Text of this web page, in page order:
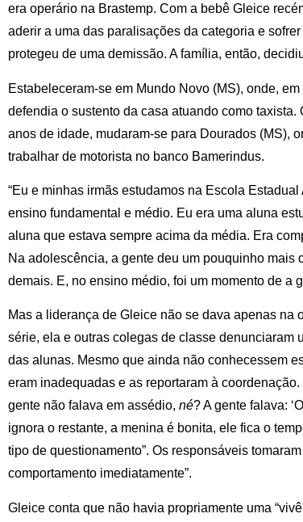
era operário na Brastemp. Com a bebê Gleice
aderir a uma das paralisações da categoria e
protegeu de uma demissão. A família, então,
Estabeleceram-se em Mundo Novo (MS), onde,
defendia o sustento da casa atuando como
anos de idade, mudaram-se para Dourados (MS),
trabalhar de motorista no banco Bamerindus.
“Eu e minhas irmãs estudamos na Escola
ensino fundamental e médio. Eu era uma aluna
aluna que estava sempre acima da média. Era
Na adolescência, a gente deu um pouquinho mais
demais. E, no ensino médio, foi um momento de a
Mas a liderança de Gleice não se dava apenas na
série, ela e outras colegas de classe denunciaram
das alunas. Mesmo que ainda não conhecessem
eram inadequadas e as reportaram à
gente não falava em assédio, né? A gente falava:
ignora o restante, a menina é bonita, ele fica o
tipo de questionamento”. Os responsáveis
comportamento imediatamente”.
Gleice conta que não havia propriamente uma